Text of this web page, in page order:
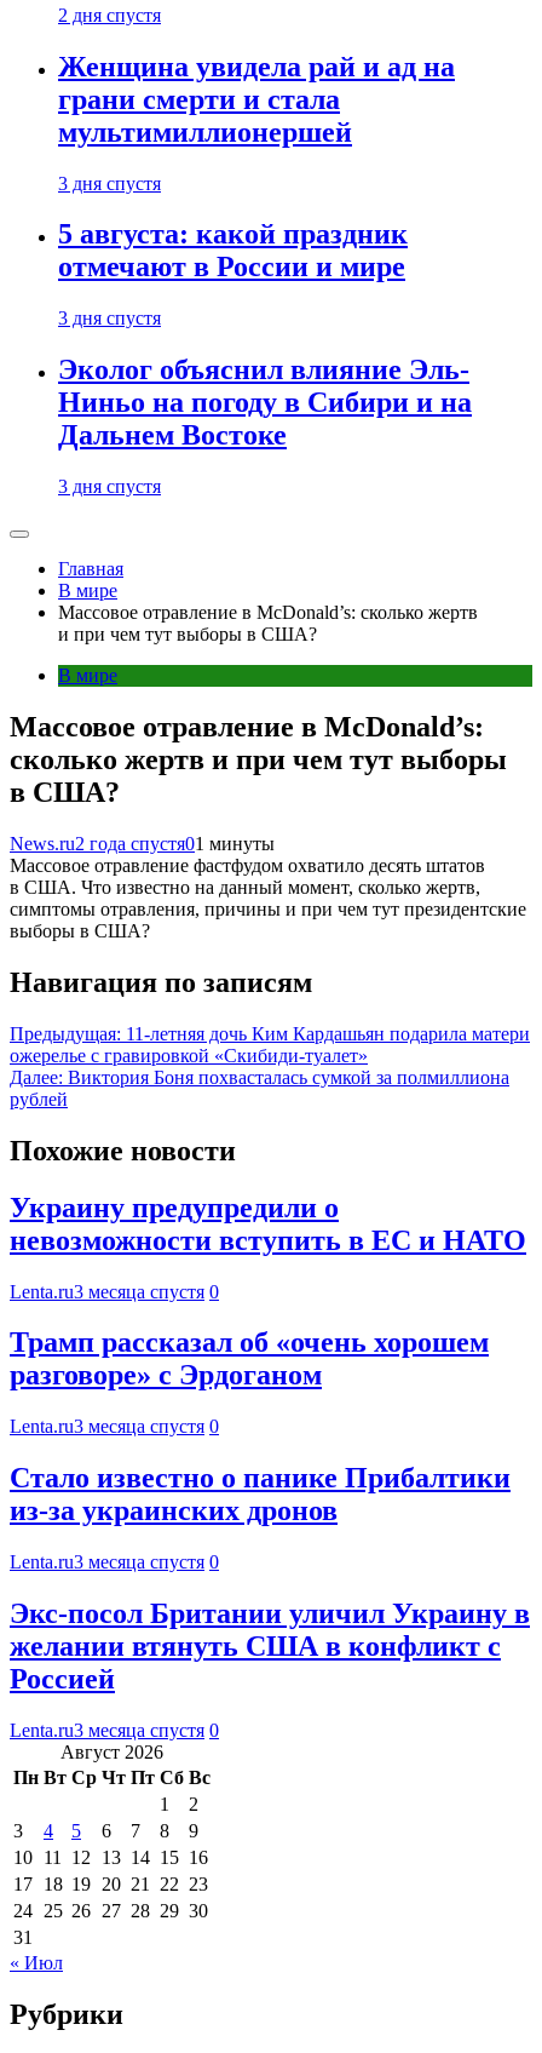
2 дня спустя
Женщина увидела рай и ад на
грани смерти и стала
мультимиллионершей
3 дня спустя
5 августа: какой праздник
отмечают в России и мире
3 дня спустя
Эколог объяснил влияние Эль-
Ниньо на погоду в Сибири и на
Дальнем Востоке
3 дня спустя
Главная
В мире
Массовое отравление в McDonald’s: сколько жертв
и при чем тут выборы в США?
В мире
Массовое отравление в McDonald’s:
сколько жертв и при чем тут выборы
в США?
News.ru2 года спустя01 минуты
Массовое отравление фастфудом охватило десять штатов
в США. Что известно на данный момент, сколько жертв,
симптомы отравления, причины и при чем тут президентские
выборы в США?
Навигация по записям
Предыдущая: 11-летняя дочь Ким Кардашьян подарила матери
ожерелье с гравировкой «Скибиди-туалет»
Далее: Виктория Боня похвасталась сумкой за полмиллиона
рублей
Похожие новости
Украину предупредили о
невозможности вступить в ЕС и НАТО
Lenta.ru3 месяца спустя 0
Трамп рассказал об «очень хорошем
разговоре» с Эрдоганом
Lenta.ru3 месяца спустя 0
Стало известно о панике Прибалтики
из-за украинских дронов
Lenta.ru3 месяца спустя 0
Экс-посол Британии уличил Украину в
желании втянуть США в конфликт с
Россией
Lenta.ru3 месяца спустя 0
Август 2026
Пн Вт Ср Чт Пт Сб Вс
1
2
3
4 5 6 7 8
9
10 11 12 13 14 15 16
17 18 19 20 21 22 23
24 25 26 27 28 29 30
31
« Июл
Рубрики